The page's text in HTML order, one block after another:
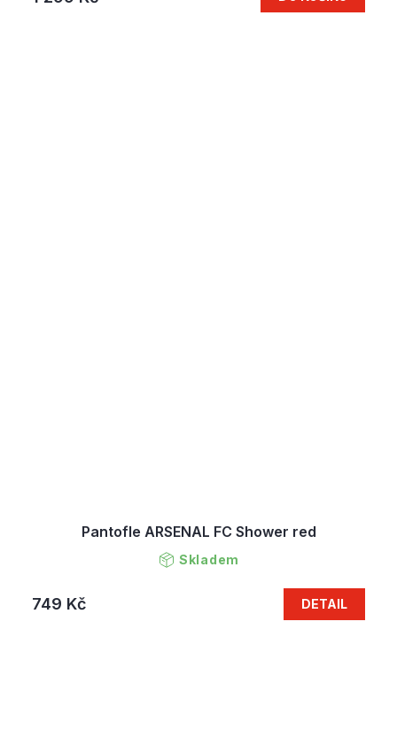
Pantofle ARSENAL FC Shower red
Skladem
749 Kč DETAIL